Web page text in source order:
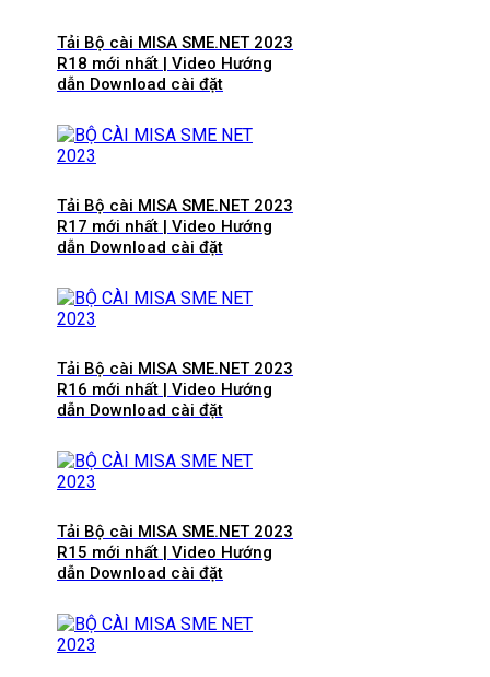
Tải Bộ cài MISA SME.NET 2023
R18 mới nhất | Video Hướng
dẫn Download cài đặt
Tải Bộ cài MISA SME.NET 2023
R17 mới nhất | Video Hướng
dẫn Download cài đặt
Tải Bộ cài MISA SME.NET 2023
R16 mới nhất | Video Hướng
dẫn Download cài đặt
Tải Bộ cài MISA SME.NET 2023
R15 mới nhất | Video Hướng
dẫn Download cài đặt